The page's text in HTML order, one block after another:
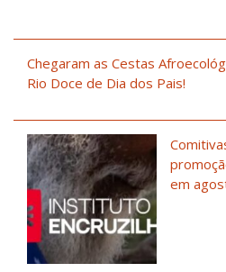
Chegaram as Cestas
Rio Doce de Dia dos Pais!
em